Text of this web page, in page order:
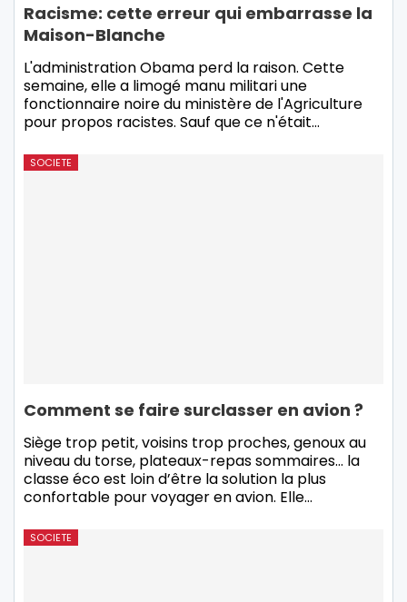
Racisme: cette erreur qui embarrasse la
Maison-Blanche
L'administration Obama perd la raison. Cette
semaine, elle a limogé manu militari une
fonctionnaire noire du ministère de l'Agriculture
pour propos racistes. Sauf que ce n'était…
SOCIETE
Comment se faire surclasser en avion ?
Siège trop petit, voisins trop proches, genoux au
niveau du torse, plateaux-repas sommaires… la
classe éco est loin d’être la solution la plus
confortable pour voyager en avion. Elle…
SOCIETE